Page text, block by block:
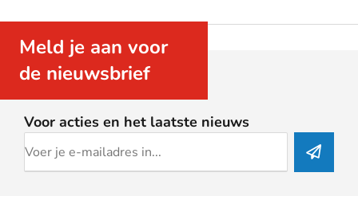
Meld je aan voor
de nieuwsbrief
Voor acties en het laatste nieuws